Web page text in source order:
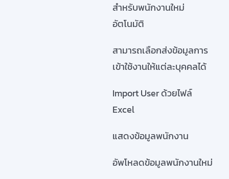
สำหรับพนักงานใหม่
อัตโนมัติ
สามารถเลือกส่งข้อมูลการ
เข้าใช้งานให้แต่ละบุคคลได้
Import User ด้วยไฟล์
Excel
แสดงข้อมูลพนักงาน
อัพโหลดข้อมูลพนักงานใหม่